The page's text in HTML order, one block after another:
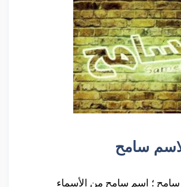
سامح
؛ اسم سامح من الأسماء